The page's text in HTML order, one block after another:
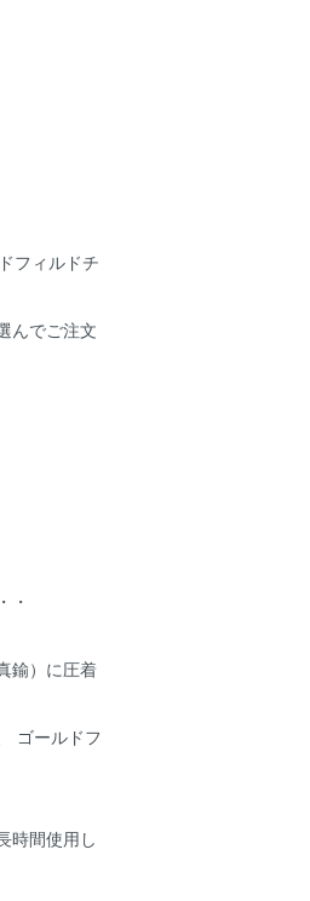
フィルドチ
んでご注文
・
鍮）に圧着
ゴールドフ
時間使用し